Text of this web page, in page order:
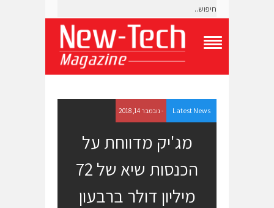
g
l
e
N
Latest News - נובמבר 14, 2018
מג'יק מדווחת על
הכנסות שיא של 72
מיליון דולר ברבעון